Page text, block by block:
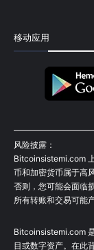
移动应用
风险披露：
Bitcoinsistemi.com
币和加密货币属于高
否则，您可能会面临
所有转账和交易可能
Bitcoinsistemi.com
目或数字资产。在此